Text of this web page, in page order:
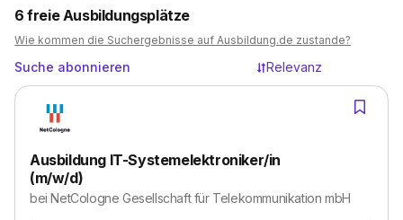
6 freie Ausbildungsplätze
Wie kommen die Suchergebnisse auf Ausbildung.de zustande?
Suche abonnieren Relevanz
Ausbildung IT-Systemelektroniker/in
(m/w/d)
beiNetCologne Gesellschaft für Telekommunikation mbH